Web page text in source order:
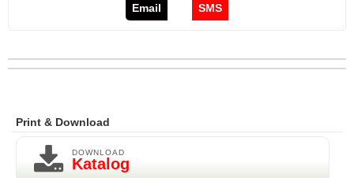
Email SMS
Print & Download
DOWNLOAD
Katalog